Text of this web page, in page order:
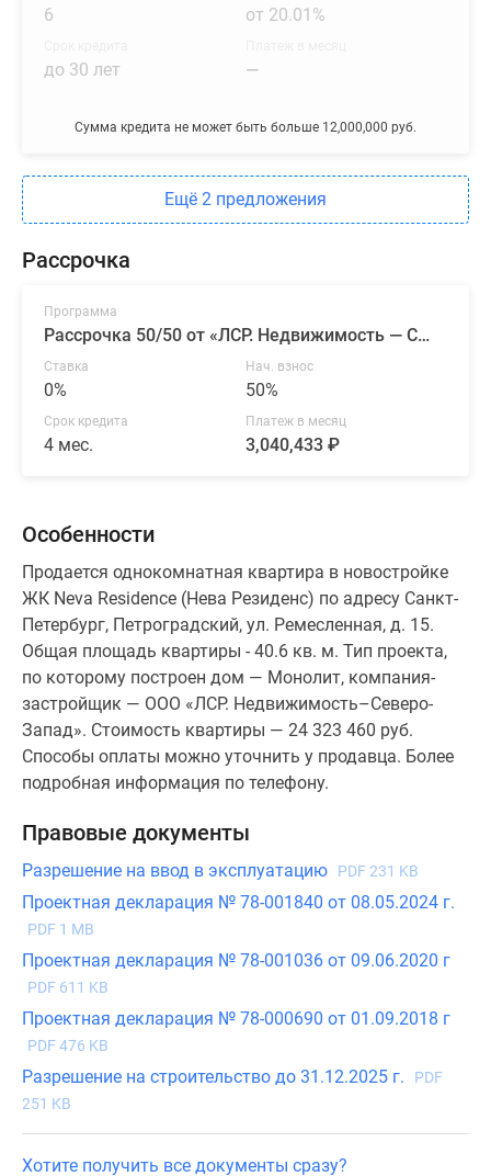
Сумма кредита не может быть больше 12,000,000 руб.
6 от 20.01%
до 30 лет —
Ещё 2 предложения
Рассрочка
Программа
Рассрочка 50/50 от «ЛСР. Недвижимость — Северо-Запад»
Ставка
0%
Нач. взнос
50%
Срок кредита
4 мес.
Платеж в месяц
3,040,433 ₽
Особенности
Продается однокомнатная квартира в новостройке
ЖК Neva Residence (Нева Резиденс) по адресу Санкт-
Петербург, Петроградский, ул. Ремесленная, д. 15.
Общая площадь квартиры - 40.6 кв. м. Тип проекта,
по которому построен дом — Монолит, компания-
застройщик — ООО «ЛСР. Недвижимость–Северо-
Запад». Стоимость квартиры — 24 323 460 руб.
Способы оплаты можно уточнить у продавца. Более
подробная информация по телефону.
Правовые документы
Разрешение на ввод в эксплуатацию PDF 231 KB
Проектная декларация № 78-001840 от 08.05.2024 г.
PDF 1 MB
Проектная декларация № 78-001036 от 09.06.2020 г
PDF 611 KB
Проектная декларация № 78-000690 от 01.09.2018 г
PDF 476 KB
Разрешение на строительство до 31.12.2025 г.
PDF
251 KB
Хотите получить все документы сразу?